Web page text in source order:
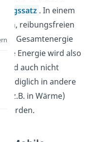
. In einem
reibungsfreien
die Gesamtenergie
Die Energie wird also
und auch nicht
lediglich in andere
(z.B. in Wärme)
werden.